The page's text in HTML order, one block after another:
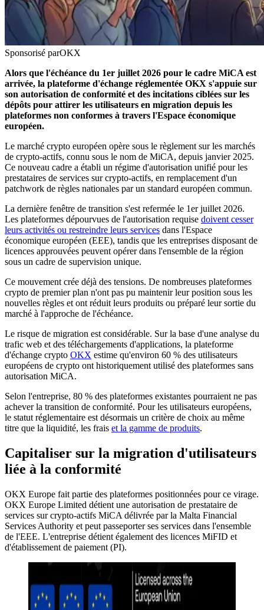
Sponsorisé parOKX
Alors que l'échéance du 1er juillet 2026 pour le cadre MiCA est
arrivée, la plateforme d'échange réglementée OKX s'appuie sur
son autorisation de conformité et des incitations ciblées sur les
dépôts pour attirer les utilisateurs en migration depuis les
plateformes non conformes à travers l'Espace économique
européen.
Le marché crypto européen opère sous le règlement sur les marchés
de crypto-actifs, connu sous le nom de MiCA, depuis janvier 2025.
Ce nouveau cadre a établi un régime d'autorisation unifié pour les
prestataires de services sur crypto-actifs, en remplacement d'un
patchwork de règles nationales par un standard européen commun.
La dernière fenêtre de transition s'est refermée le 1er juillet 2026.
Les plateformes dépourvues de l'autorisation requise doivent cesser
leurs activités ou restreindre leurs services dans l'Espace
économique européen (EEE), tandis que les entreprises disposant de
licences approuvées peuvent opérer dans l'ensemble de la région
sous un cadre de supervision unique.
Ce mouvement crée déjà des tensions. De nombreuses plateformes
crypto de premier plan n'ont pas pu maintenir leur position sous les
nouvelles règles et ont réduit leurs produits ou préparé leur sortie du
marché à l'approche de l'échéance.
Le risque de migration est considérable. Sur la base d'une analyse du
trafic web et des téléchargements d'applications, la plateforme
d'échange crypto OKX estime qu'environ 60 % des utilisateurs
européens de crypto ont historiquement utilisé des plateformes sans
autorisation MiCA.
Selon l'entreprise, 80 % des plateformes existantes pourraient ne pas
achever la transition de conformité. Pour les utilisateurs européens,
le statut réglementaire est désormais un critère de choix au même
titre que la liquidité, les frais et la gamme de produits.
Capitaliser sur la migration d'utilisateurs
liée à la conformité
OKX Europe fait partie des plateformes positionnées pour ce virage.
OKX Europe Limited détient une autorisation de prestataire de
services sur crypto-actifs MiCA délivrée par la Malta Financial
Services Authority et peut passeporter ses services dans l'ensemble
de l'EEE. L'entreprise détient également des licences MiFID et
d'établissement de paiement (PI).